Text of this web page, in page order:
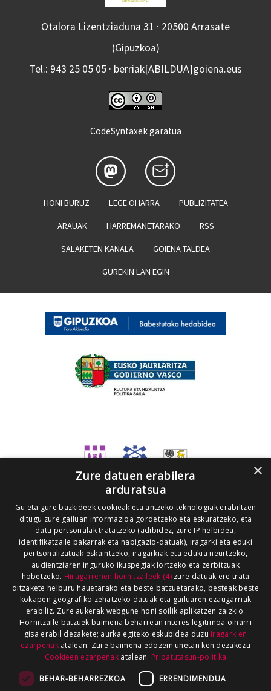
Otalora Lizentziaduna 31 · 20500 Arrasate
(Gipuzkoa)
Tel.: 943 25 05 05 · berriak[ABILDUA]goiena.eus
CodeSyntaxek garatua
HONI BURUZ LEGE OHARRA PUBLIZITATEA
ARAUAK HARREMANETARAKO RSS
SALAKETEN KANALA GOIENA TALDEA
GUREKIN LAN EGIN
×
Zure datuen erabilera
arduratsua
Gu eta gure bazkideek cookieak eta antzeko teknologiak erabiltzen
ditugu zure gailuan informazioa gordetzeko eta eskuratzeko, eta
datu pertsonalak tratatzeko (adibidez, zure IP helbidea,
identifikatzaile bakarrak eta nabigazio-datuak), iragarki eta eduki
pertsonalizatuak eskaintzeko, iragarkiak eta edukia neurtzeko,
audientziaren inguruko ikuspegiak lortzeko eta zerbitzuak
hobetzeko. Hirugarrenen hornitzaileek (4)zure datuak ere trata
ditzakete helburu hauetarako eta beste batzuetarako, besteak beste
kokapen geografiko zehatzeko datuak eta gailuaren ezaugarriak
erabiliz. Zure aukerak webgune honi soilik aplikatzen zaizkio.
Hornitzaile batzuek baimena beharrean interes legitimoa oinarri
gisa erabil dezakete; aurka egiteko eskubidea duzu Iragarkien
ezarpenakatalean. Zure baimena edozein unetan ken dezakezu
Cookieen ezarpenak atalean. Pribatutasun-politika
BEHAR-BEHARREZKOA ERRENDIMENDUA